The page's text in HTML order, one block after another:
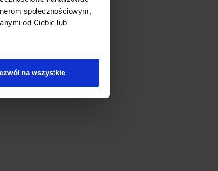
społecznościowym,
od Ciebie lub
na wszystkie